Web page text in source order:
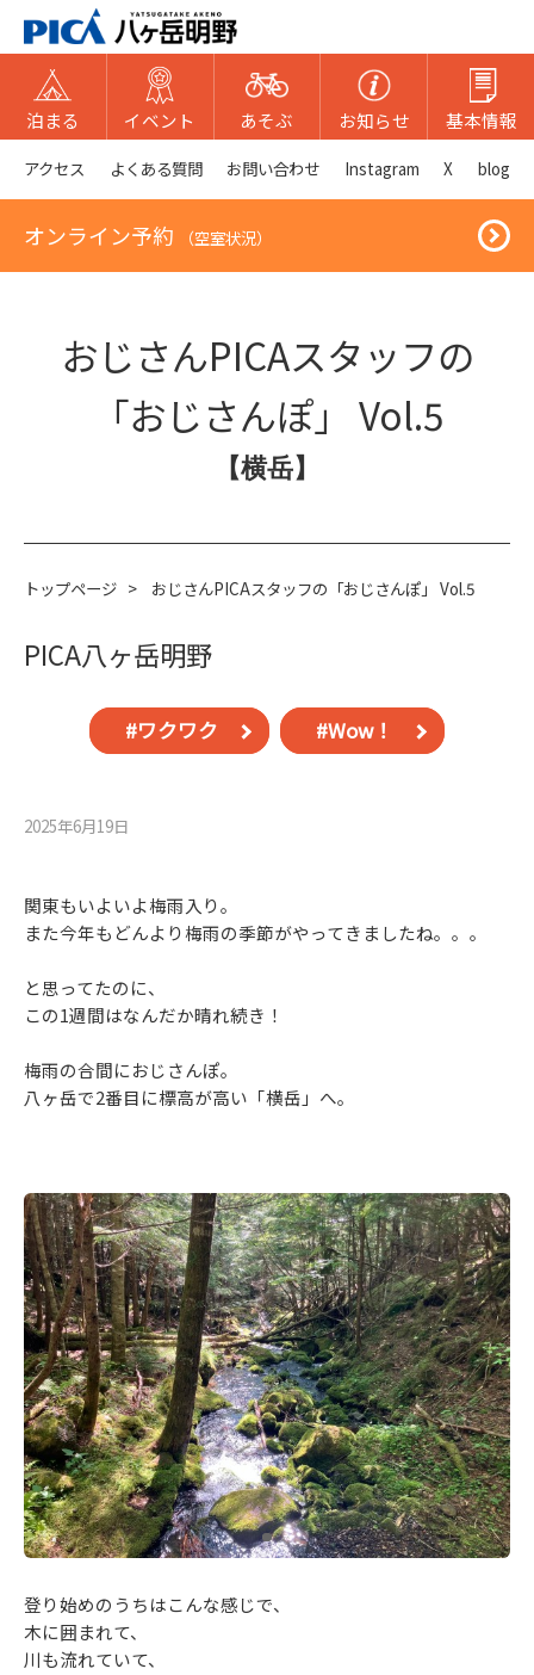
泊まる イベント あそぶ お知らせ 基本情報
アクセス よくある質問 お問い合わせ Instagram X blog
オンライン予約 （空室状況）
おじさんPICAスタッフの
「おじさんぽ」 Vol.5
【横岳】
トップページ > おじさんPICAスタッフの「おじさんぽ」 Vol.5
PICA八ヶ岳明野
#ワクワク #Wow！
2025年6月19⽇
関東もいよいよ梅雨入り。
また今年もどんより梅雨の季節がやってきましたね。。。
と思ってたのに、
この1週間はなんだか晴れ続き！
梅雨の合間におじさんぽ。
八ヶ岳で2番目に標高が高い「横岳」へ。
登り始めのうちはこんな感じで、
木に囲まれて、
川も流れていて、